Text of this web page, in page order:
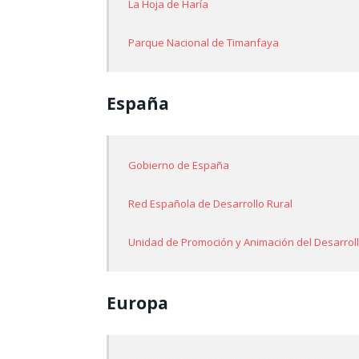
La Hoja de Haría
Parque Nacional de Timanfaya
España
Gobierno de España
Red Española de Desarrollo Rural
Unidad de Promoción y Animación del
Europa